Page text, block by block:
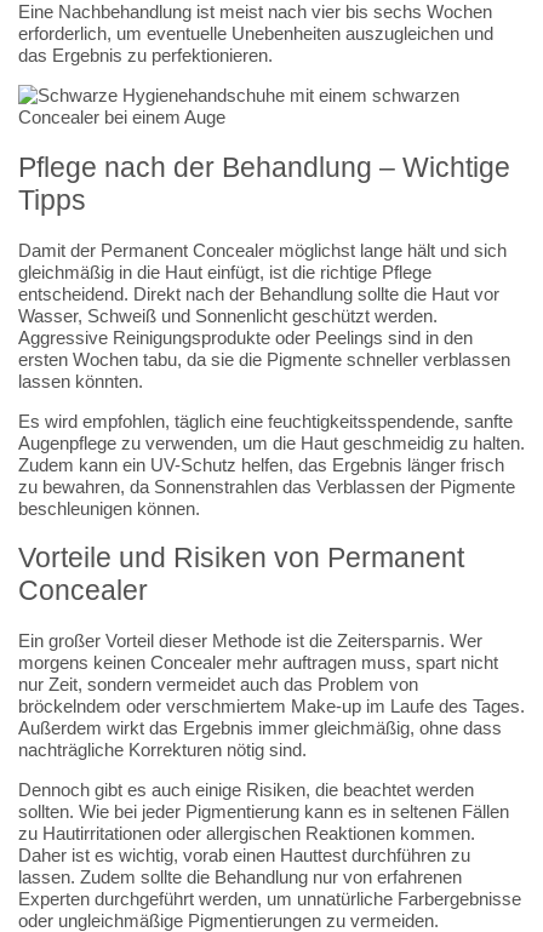
Eine Nachbehandlung ist meist nach vier bis sechs Wochen
erforderlich, um eventuelle Unebenheiten auszugleichen und
das Ergebnis zu perfektionieren.
Pflege nach der Behandlung – Wichtige
Tipps
Damit der Permanent Concealer möglichst lange hält und sich
gleichmäßig in die Haut einfügt, ist die richtige Pflege
entscheidend. Direkt nach der Behandlung sollte die Haut vor
Wasser, Schweiß und Sonnenlicht geschützt werden.
Aggressive Reinigungsprodukte oder Peelings sind in den
ersten Wochen tabu, da sie die Pigmente schneller verblassen
lassen könnten.
Es wird empfohlen, täglich eine feuchtigkeitsspendende, sanfte
Augenpflege zu verwenden, um die Haut geschmeidig zu halten.
Zudem kann ein UV-Schutz helfen, das Ergebnis länger frisch
zu bewahren, da Sonnenstrahlen das Verblassen der Pigmente
beschleunigen können.
Vorteile und Risiken von Permanent
Concealer
Ein großer Vorteil dieser Methode ist die Zeitersparnis. Wer
morgens keinen Concealer mehr auftragen muss, spart nicht
nur Zeit, sondern vermeidet auch das Problem von
bröckelndem oder verschmiertem Make-up im Laufe des Tages.
Außerdem wirkt das Ergebnis immer gleichmäßig, ohne dass
nachträgliche Korrekturen nötig sind.
Dennoch gibt es auch einige Risiken, die beachtet werden
sollten. Wie bei jeder Pigmentierung kann es in seltenen Fällen
zu Hautirritationen oder allergischen Reaktionen kommen.
Daher ist es wichtig, vorab einen Hauttest durchführen zu
lassen. Zudem sollte die Behandlung nur von erfahrenen
Experten durchgeführt werden, um unnatürliche Farbergebnisse
oder ungleichmäßige Pigmentierungen zu vermeiden.